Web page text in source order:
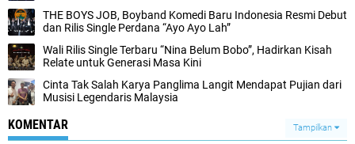
THE BOYS JOB, Boyband Komedi Baru Indonesia Resmi Debut
dan Rilis Single Perdana “Ayo Ayo Lah”
Wali Rilis Single Terbaru “Nina Belum Bobo”, Hadirkan Kisah
Relate untuk Generasi Masa Kini
Cinta Tak Salah Karya Panglima Langit Mendapat Pujian dari
Musisi Legendaris Malaysia
KOMENTAR Tampilkan